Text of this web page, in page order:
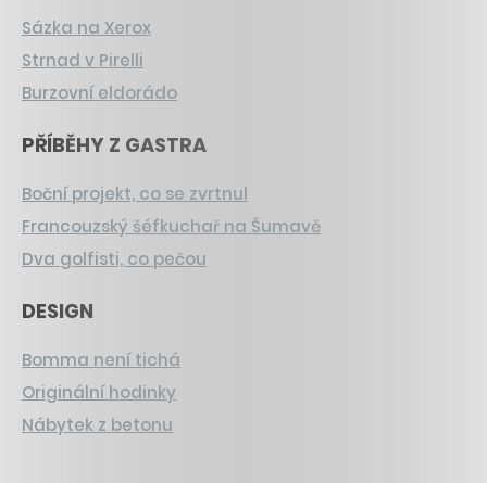
Sázka na Xerox
Strnad v Pirelli
Burzovní eldorádo
PŘÍBĚHY Z GASTRA
Boční projekt, co se zvrtnul
Francouzský šéfkuchař na Šumavě
Dva golfisti, co pečou
DESIGN
Bomma není tichá
Originální hodinky
Nábytek z betonu